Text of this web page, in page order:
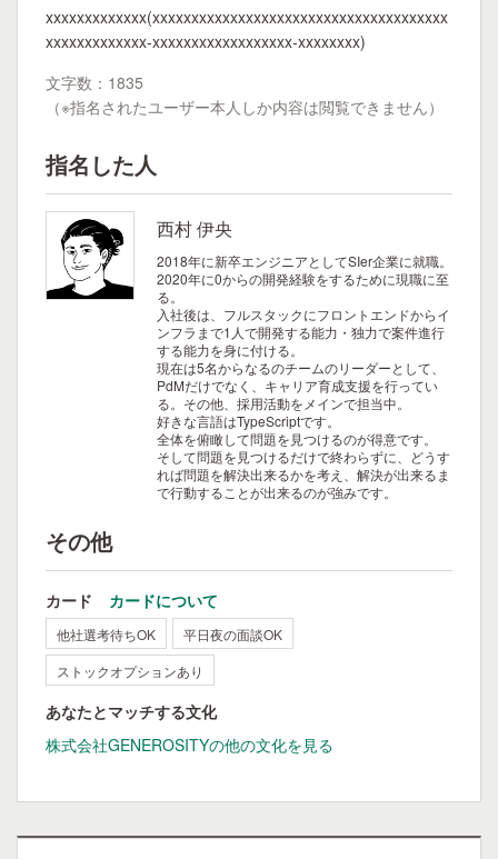
xxxxxxxxxxxxx(xxxxxxxxxxxxxxxxxxxxxxxxxxxxxxxxxxxxxx
xxxxxxxxxxxxx-xxxxxxxxxxxxxxxxxx-xxxxxxxx)
文字数：1835
（※指名されたユーザー本人しか内容は閲覧できません）
指名した人
西村 伊央
2018年に新卒エンジニアとしてSIer企業に就職。
2020年に0からの開発経験をするために現職に至
る。
入社後は、フルスタックにフロントエンドからイ
ンフラまで1人で開発する能力・独力で案件進行
する能力を身に付ける。
現在は5名からなるのチームのリーダーとして、
PdMだけでなく、キャリア育成支援を行ってい
る。その他、採用活動をメインで担当中。
好きな言語はTypeScriptです。
全体を俯瞰して問題を見つけるのが得意です。
そして問題を見つけるだけで終わらずに、どうす
れば問題を解決出来るかを考え、解決が出来るま
で行動することが出来るのが強みです。
その他
カード カードについて
他社選考待ちOK
平日夜の面談OK
ストックオプションあり
あなたとマッチする文化
株式会社GENEROSITYの他の文化を見る